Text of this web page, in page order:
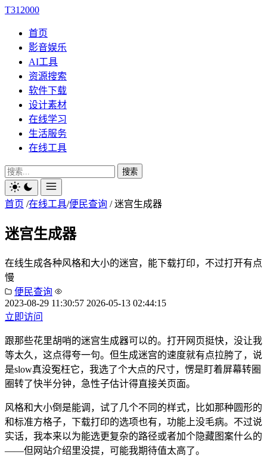
T312000
首页
影音娱乐
AI工具
资源搜索
软件下载
设计素材
在线学习
生活服务
在线工具
搜索
首页 /在线工具/便民查询 / 迷宫生成器
迷宫生成器
在线生成各种风格和大小的迷宫，能下载打印，不过打开有点
慢
便民查询
2023-08-29 11:30:57 2026-05-13 02:44:15
立即访问
跟那些花里胡哨的迷宫生成器可以的。打开网页挺快，没让我
等太久，这点得夸一句。但生成迷宫的速度就有点拉胯了，说
是slow真没冤枉它，我选了个大点的尺寸，愣是盯着屏幕转圈
圈转了快半分钟，急性子估计得直接关页面。
风格和大小倒是能调，试了几个不同的样式，比如那种圆形的
和标准方格子，下载打印的选项也有，功能上没毛病。不过说
实话，我本来以为能选更复杂的路径或者加个隐藏图案什么的
——但网站介绍里没提，可能我期待值太高了。